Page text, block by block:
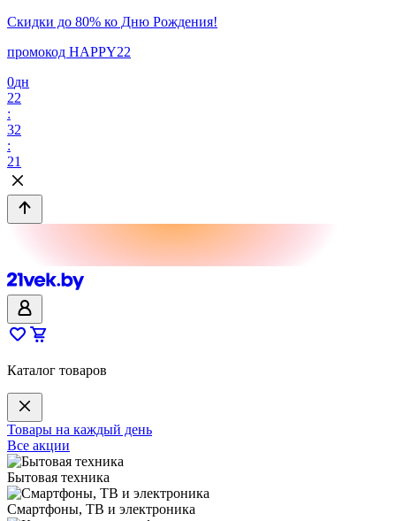
Скидки до 80% ко Дню Рождения!
промокод HAPPY22
0дн
22
:
32
:
21
Каталог товаров
Товары на каждый день
Все акции
Бытовая техника
Смартфоны, ТВ и электроника